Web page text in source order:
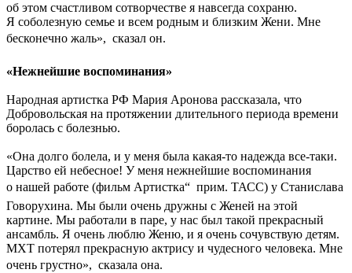
об этом счастливом сотворчестве я навсегда сохраню.
Я соболезную семье и всем родным и близким Жени. Мне
бесконечно жаль»,  сказал он.
«Нежнейшие воспоминания»
Народная артистка РФ Мария Аронова рассказала, что
Добровольская на протяжении длительного периода времени
боролась с болезнью.
«Она долго болела, и у меня была какая-то надежда все-таки.
Царство ей небесное! У меня нежнейшие воспоминания
о нашей работе (фильм Артистка“  прим. ТАСС) у Станислава
Говорухина. Мы были очень дружны с Женей на этой
картине. Мы работали в паре, у нас был такой прекрасный
ансамбль. Я очень люблю Женю, и я очень сочувствую детям.
МХТ потерял прекрасную актрису и чудесного человека. Мне
очень грустно»,  сказала она.